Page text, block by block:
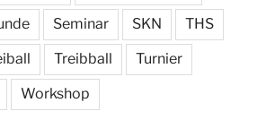
Seminar SKN THS
Treibball Turnier
Workshop